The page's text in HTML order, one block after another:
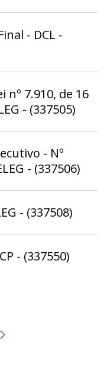
- DCL -
nº 7.910, de 16
- (337505)
- Nº
- (337506)
- (337508)
- (337550)